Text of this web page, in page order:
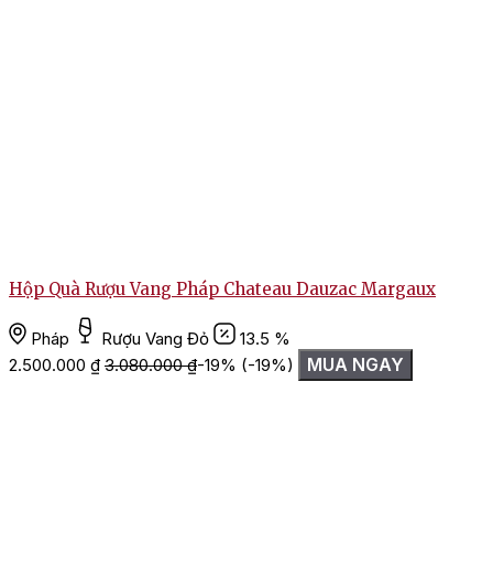
Hộp Quà Rượu Vang Pháp Chateau Dauzac Margaux
Pháp Rượu Vang Đỏ
13.5 %
2.500.000 ₫ 3.080.000₫-19% (-19%) MUA NGAY